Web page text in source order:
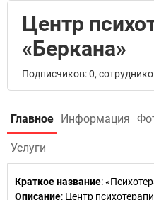
Центр
«Беркана»
Подписчиков: 0,
Главное Информация
Услуги
Краткое название:
Описание: Центр